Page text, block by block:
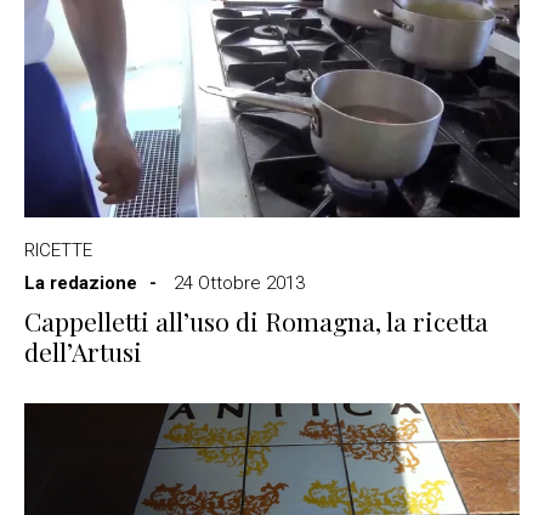
RICETTE
La redazione
24 Ottobre 2013
Cappelletti all’uso di Romagna, la ricetta
dell’Artusi